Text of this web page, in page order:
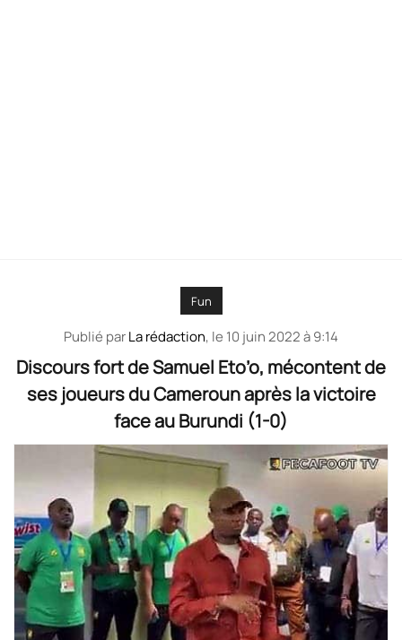
Fun
Publié parLa rédaction, le 10 juin 2022 à 9:14
Discours fort de Samuel Eto’o, mécontent de
ses joueurs du Cameroun après la victoire
face au Burundi (1-0)